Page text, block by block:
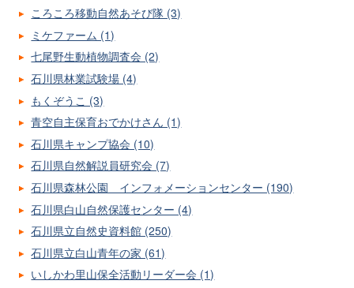
ころころ移動自然あそび隊 (3)
ミケファーム (1)
七尾野生動植物調査会 (2)
石川県林業試験場 (4)
もくぞうこ (3)
青空自主保育おでかけさん (1)
石川県キャンプ協会 (10)
石川県自然解説員研究会 (7)
石川県森林公園 インフォメーションセンター (190)
石川県白山自然保護センター (4)
石川県立自然史資料館 (250)
石川県立白山青年の家 (61)
いしかわ里山保全活動リーダー会 (1)